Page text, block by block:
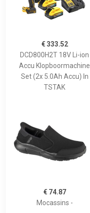
€ 333.52
DCD800H2T 18V Li-ion
Accu Klopboormachine
Set (2x 5.0Ah Accu) In
TSTAK
€ 74.87
Mocassins -